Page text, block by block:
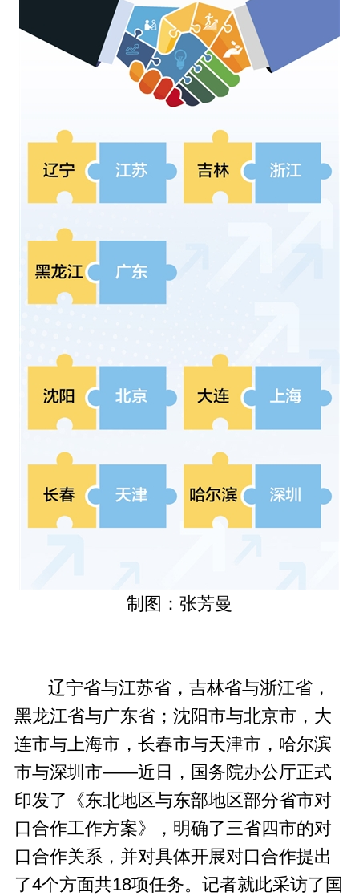
制图：张芳曼
辽宁省与江苏省，吉林省与浙江省，
黑龙江省与广东省；沈阳市与北京市，大
连市与上海市，长春市与天津市，哈尔滨
市与深圳市——近日，国务院办公厅正式
印发了《东北地区与东部地区部分省市对
口合作工作方案》，明确了三省四市的对
口合作关系，并对具体开展对口合作提出
了4个方面共18项任务。记者就此采访了国